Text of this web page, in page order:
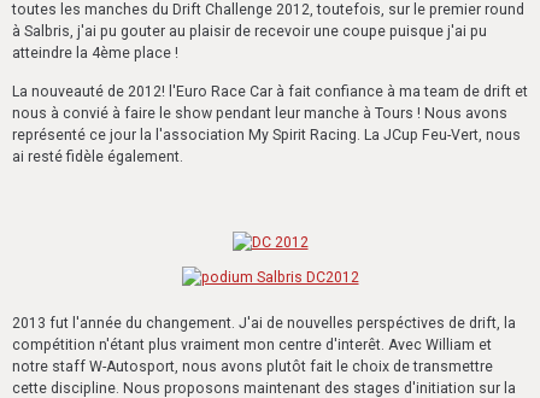
toutes les manches du Drift Challenge 2012, toutefois, sur le premier round
à Salbris, j'ai pu gouter au plaisir de recevoir une coupe puisque j'ai pu
atteindre la 4ème place !
La nouveauté de 2012! l'Euro Race Car à fait confiance à ma team de drift et
nous à convié à faire le show pendant leur manche à Tours ! Nous avons
représenté ce jour la l'association My Spirit Racing. La JCup Feu-Vert, nous
ai resté fidèle également.
2013 fut l'année du changement. J'ai de nouvelles perspéctives de drift, la
compétition n'étant plus vraiment mon centre d'interêt. Avec William et
notre staff W-Autosport, nous avons plutôt fait le choix de transmettre
cette discipline. Nous proposons maintenant des stages d'initiation sur la